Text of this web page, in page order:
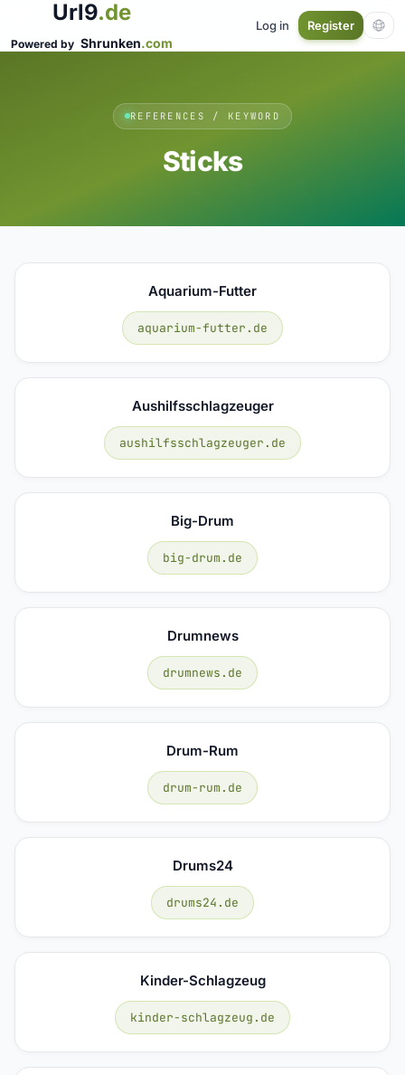
Url9.de
Powered by Shrunken.com
Log in Register
REFERENCES / KEYWORD
Sticks
Aquarium-Futter
aquarium-futter.de
Aushilfsschlagzeuger
aushilfsschlagzeuger.de
Big-Drum
big-drum.de
Drumnews
drumnews.de
Drum-Rum
drum-rum.de
Drums24
drums24.de
Kinder-Schlagzeug
kinder-schlagzeug.de